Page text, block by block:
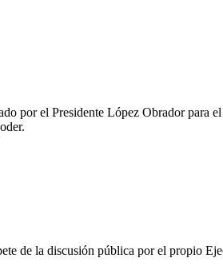
por el Presidente López Obrador para
de la discusión pública por el propio